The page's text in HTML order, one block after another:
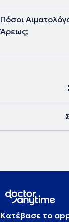
Πόσοι
Άρεως;
Κατέβασε το